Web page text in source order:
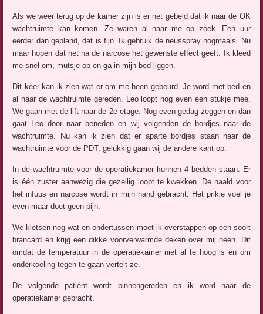
Als we weer terug op de kamer zijn is er net gebeld dat ik naar de OK
wachtruimte kan komen. Ze waren al naar me op zoek. Een uur
eerder dan gepland, dat is fijn. Ik gebruik de neusspray nogmaals. Nu
maar hopen dat het na de narcose het gewenste effect geeft. Ik kleed
me snel om, mutsje op en ga in mijn bed liggen.
Dit keer kan ik zien wat er om me heen gebeurd. Je word met bed en
al naar de wachtruimte gereden. Leo loopt nog even een stukje mee.
We gaan met de lift naar de 2e etage. Nog even gedag zeggen en dan
gaat Leo door naar beneden en wij volgenden de bordjes naar de
wachtruimte. Nu kan ik zien dat er aparte bordjes staan naar de
wachtruimte voor de PDT, gelukkig gaan wij de andere kant op.
In de wachtruimte voor de operatiekamer kunnen 4 bedden staan. Er
is één zuster aanwezig die gezellig loopt te kwekken. De naald voor
het infuus en narcose wordt in mijn hand gebracht. Het prikje voel je
even maar doet geen pijn.
We kletsen nog wat en ondertussen moet ik overstappen op een soort
brancard en krijg een dikke voorverwarmde deken over mij heen. Dit
omdat de temperatuur in de operatiekamer niet al te hoog is en om
onderkoeling tegen te gaan vertelt ze.
De volgende patiënt wordt binnengereden en ik word naar de
operatiekamer gebracht.